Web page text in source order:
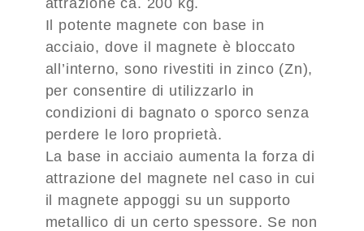
attrazione ca. 200 kg.
Il potente magnete con base in
acciaio, dove il magnete è bloccato
all’interno, sono rivestiti in zinco (Zn),
per consentire di utilizzarlo in
condizioni di bagnato o sporco senza
perdere le loro proprietà.
La base in acciaio aumenta la forza di
attrazione del magnete nel caso in cui
il magnete appoggi su un supporto
metallico di un certo spessore. Se non